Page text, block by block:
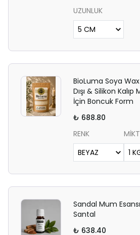
UZUNLUK
BioLuma Soya
Dışı & Silikon Kalıp
İçin Boncuk Form
₺ 688.80
RENK
Sandal Mum
Santal
₺ 638.40